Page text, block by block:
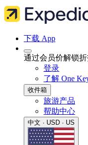
下载 App
通过会员价解锁
登录
了解 One
收件箱
旅游产品
帮助中心
中文 · USD · US